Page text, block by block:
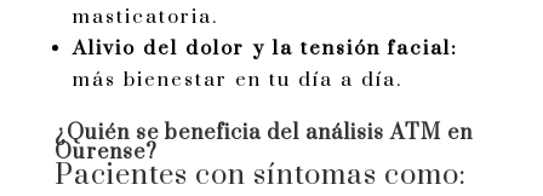
masticatoria.
Alivio del dolor y la tensión facial:
más bienestar en tu día a día.
¿Quién se beneficia del análisis ATM en
Ourense?
Pacientes con síntomas como: